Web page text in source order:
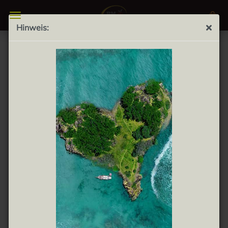
Hinweis:
FUET - SPANISCH-KATALANISCHE
EDELSALAMI
Fuet Wursthandelt es sich um eine
aus Katalonien. Fuet bedeutet auf katalanisch
". Die Dauerwurst hat ihre Namensgebung
ihrer Form zu verdanken, welche lang und dünn ist, und
somit an eine Peitsche erinnert.
Das Lufttrocknen von Fleisch wurde bereits 1500 v.
Chr. angewendet, um verderbliches Fleisch zu
konservieren. Die Hinzugabe von Salz und weiteren
Gewürzen förderten die Haltbarkeit, wodurch die
Praxis des Pökeln, Lufttrocknen und Räuchern im
antiken Griechenland und bei den Römern angewendet